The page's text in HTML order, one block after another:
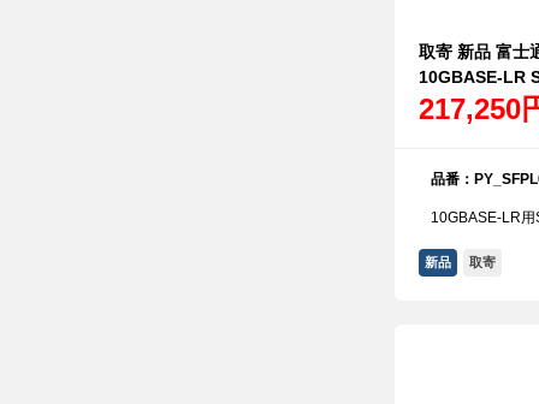
取寄 新品 富士
10GBASE-LR
217,250
品番：
10GBASE-LR
新品 取寄